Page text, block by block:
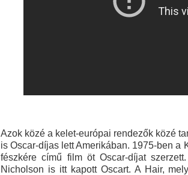
Azok közé a kelet-európai rendezők közé
is Oscar-díjas lett Amerikában. 1975-ben a
fészkére című film öt Oscar-díjat
Nicholson is itt kapott Oscart. A Hair,